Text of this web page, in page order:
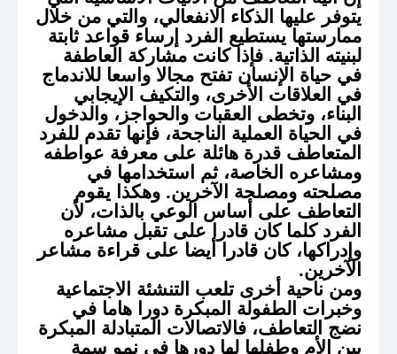
يتوفر عليها الذكاء الانفعالي، والتي من خلال
ممارستها يستطيع الفرد إرساء قواعد ثابتة
لبنيته الذاتية. فإذا كانت مشاركة العاطفة
في حياة الإنسان تفتح مجالا واسعا للاندماج
في العلاقات الأخرى، والتكيف الإيجابي
البناء، وتخطى العقبات والحواجز، والدخول
في الحياة العملية الناجحة، فإنها تقدم للفرد
المتعاطف قدرة هائلة على معرفة عواطفه
ومشاعره الخاصة، ثم استخدامها في
مصلحته ومصلحة الآخرين. وهكذا يقوم
التعاطف على أساس الوعي بالذات، لأن
الفرد كلما كان قادرا على تقبل مشاعره
وإدراكها، كان قادرا أيضا على قراءة مشاعر
الآخرين.
ومن ناحية أخرى تلعب التنشئة الاجتماعية
وخبرات الطفولة المبكرة دورا هاما في
نضج التعاطف، فالاتصالات المتبادلة المبكرة
بين الأم وطفلها لها دورها في نمو سمة